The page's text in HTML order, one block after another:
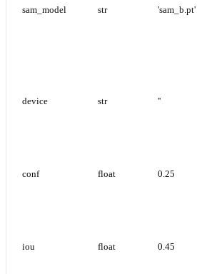
sam_model str 'sam_b.pt'
device str ''
conf float 0.25
iou float 0.45